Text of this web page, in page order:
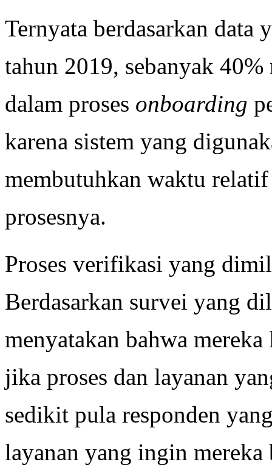
Ternyata berdasarkan data
tahun 2019, sebanyak
dalam proses onboarding
karena sistem yang
membutuhkan waktu
prosesnya.
Proses verifikasi yang
Berdasarkan survei yang
menyatakan bahwa
jika proses dan layanan
sedikit pula responden
layanan yang ingin